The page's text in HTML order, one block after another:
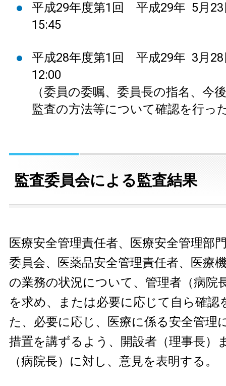
平成29年度第1回 平成29年 5月23
15:45
平成28年度第1回 平成29年 3月28
12:00
（委員の委嘱、委員長の指名、今
監査の方法等について確認を行っ
監査委員会による監査結果
医療安全管理責任者、医療安全管理部
委員会、医薬品安全管理責任者、医療
の業務の状況について、管理者（病院
を求め、または必要に応じて自ら確認
た、必要に応じ、医療に係る安全管理
措置を講ずるよう、開設者（理事長）
（病院長）に対し、意見を表明する。